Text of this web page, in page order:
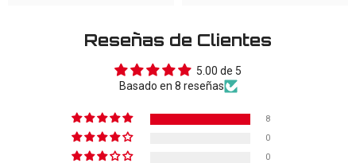
Reseñas de Clientes
5.00 de 5
Basado en 8 reseñas
8
0
0